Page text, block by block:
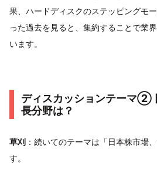
果、ハードディスクのステッピングモ
った過去を見ると、集約することで業
います。
ディスカッションテーマ②
長分野は？
草刈 ：続いてのテーマは「日本株市場
す。